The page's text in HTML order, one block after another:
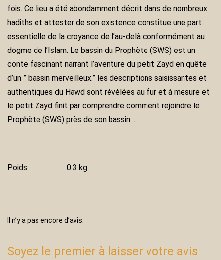
fois. Ce lieu a été abondamment décrit dans de nombreux
hadiths et attester de son existence constitue une part
essentielle de la croyance de l’au-delà conformément au
dogme de l’Islam. Le bassin du Prophète (SWS) est un
conte fascinant narrant l’aventure du petit Zayd en quête
d’un ” bassin merveilleux.” les descriptions saisissantes et
authentiques du Hawd sont révélées au fur et à mesure et
le petit Zayd finit par comprendre comment rejoindre le
Prophète (SWS) près de son bassin….
Poids 0.3 kg
Il n’y a pas encore d’avis.
Soyez le premier à laisser votre avis